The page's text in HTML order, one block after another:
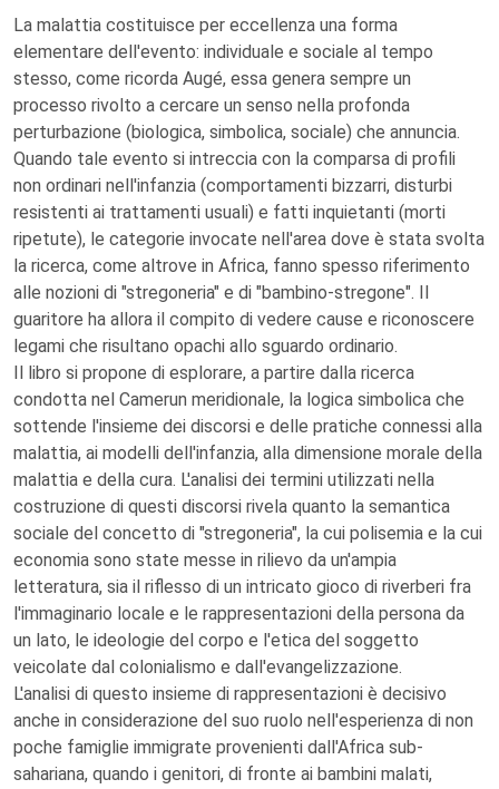
La malattia costituisce per eccellenza una forma
elementare dell'evento: individuale e sociale al tempo
stesso, come ricorda Augé, essa genera sempre un
processo rivolto a cercare un senso nella profonda
perturbazione (biologica, simbolica, sociale) che annuncia.
Quando tale evento si intreccia con la comparsa di profili
non ordinari nell'infanzia (comportamenti bizzarri, disturbi
resistenti ai trattamenti usuali) e fatti inquietanti (morti
ripetute), le categorie invocate nell'area dove è stata svolta
la ricerca, come altrove in Africa, fanno spesso riferimento
alle nozioni di "stregoneria" e di "bambino-stregone". Il
guaritore ha allora il compito di vedere cause e riconoscere
legami che risultano opachi allo sguardo ordinario.
Il libro si propone di esplorare, a partire dalla ricerca
condotta nel Camerun meridionale, la logica simbolica che
sottende l'insieme dei discorsi e delle pratiche connessi alla
malattia, ai modelli dell'infanzia, alla dimensione morale della
malattia e della cura. L'analisi dei termini utilizzati nella
costruzione di questi discorsi rivela quanto la semantica
sociale del concetto di "stregoneria", la cui polisemia e la cui
economia sono state messe in rilievo da un'ampia
letteratura, sia il riflesso di un intricato gioco di riverberi fra
l'immaginario locale e le rappresentazioni della persona da
un lato, le ideologie del corpo e l'etica del soggetto
veicolate dal colonialismo e dall'evangelizzazione.
L'analisi di questo insieme di rappresentazioni è decisivo
anche in considerazione del suo ruolo nell'esperienza di non
poche famiglie immigrate provenienti dall'Africa sub-
sahariana, quando i genitori, di fronte ai bambini malati,